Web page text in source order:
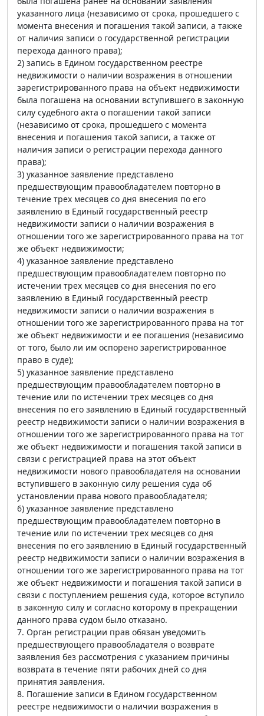
указанного лица (независимо от срока, прошедшего с
момента внесения и погашения такой записи, а также
от наличия записи о государственной регистрации
перехода данного права);
2) запись в Едином государственном реестре
недвижимости о наличии возражения в отношении
зарегистрированного права на объект недвижимости
была погашена на основании вступившего в законную
силу судебного акта о погашении такой записи
(независимо от срока, прошедшего с момента
внесения и погашения такой записи, а также от
наличия записи о регистрации перехода данного
права);
3) указанное заявление представлено
предшествующим правообладателем повторно в
течение трех месяцев со дня внесения по его
заявлению в Единый государственный реестр
недвижимости записи о наличии возражения в
отношении того же зарегистрированного права на тот
же объект недвижимости;
4) указанное заявление представлено
предшествующим правообладателем повторно по
истечении трех месяцев со дня внесения по его
заявлению в Единый государственный реестр
недвижимости записи о наличии возражения в
отношении того же зарегистрированного права на тот
же объект недвижимости и ее погашения (независимо
от того, было ли им оспорено зарегистрированное
право в суде);
5) указанное заявление представлено
предшествующим правообладателем повторно в
течение или по истечении трех месяцев со дня
внесения по его заявлению в Единый государственный
реестр недвижимости записи о наличии возражения в
отношении того же зарегистрированного права на тот
же объект недвижимости и погашения такой записи в
связи с регистрацией права на этот объект
недвижимости нового правообладателя на основании
вступившего в законную силу решения суда об
установлении права нового правообладателя;
6) указанное заявление представлено
предшествующим правообладателем повторно в
течение или по истечении трех месяцев со дня
внесения по его заявлению в Единый государственный
реестр недвижимости записи о наличии возражения в
отношении того же зарегистрированного права на тот
же объект недвижимости и погашения такой записи в
связи с поступлением решения суда, которое вступило
в законную силу и согласно которому в прекращении
данного права судом было отказано.
7. Орган регистрации прав обязан уведомить
предшествующего правообладателя о возврате
заявления без рассмотрения с указанием причины
возврата в течение пяти рабочих дней со дня
принятия заявления.
8. Погашение записи в Едином государственном
реестре недвижимости о наличии возражения в